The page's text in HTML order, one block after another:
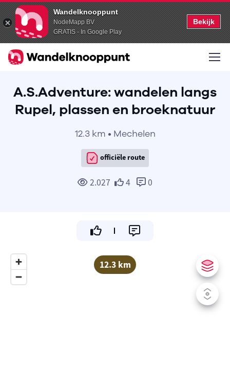
Wandelknooppunt
NodeMapp BV
GRATIS - In Google Play
Bekijk
A.S.Adventure: wandelen langs
Rupel, plassen en broeknatuur
12.3 km • Mechelen
officiële route
2.027 4 0
12.3 km